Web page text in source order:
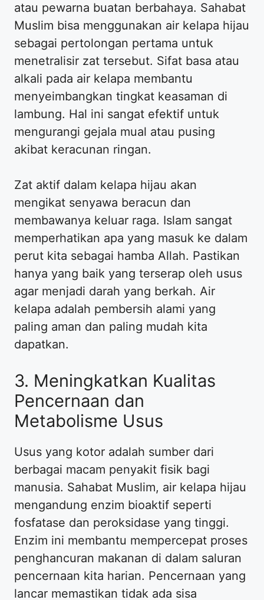
atau pewarna buatan berbahaya. Sahabat
Muslim bisa menggunakan air kelapa hijau
sebagai pertolongan pertama untuk
menetralisir zat tersebut. Sifat basa atau
alkali pada air kelapa membantu
menyeimbangkan tingkat keasaman di
lambung. Hal ini sangat efektif untuk
mengurangi gejala mual atau pusing
akibat keracunan ringan.
Zat aktif dalam kelapa hijau akan
mengikat senyawa beracun dan
membawanya keluar raga. Islam sangat
memperhatikan apa yang masuk ke dalam
perut kita sebagai hamba Allah. Pastikan
hanya yang baik yang terserap oleh usus
agar menjadi darah yang berkah. Air
kelapa adalah pembersih alami yang
paling aman dan paling mudah kita
dapatkan.
3. Meningkatkan Kualitas
Pencernaan dan
Metabolisme Usus
Usus yang kotor adalah sumber dari
berbagai macam penyakit fisik bagi
manusia. Sahabat Muslim, air kelapa hijau
mengandung enzim bioaktif seperti
fosfatase dan peroksidase yang tinggi.
Enzim ini membantu mempercepat proses
penghancuran makanan di dalam saluran
pencernaan kita harian. Pencernaan yang
lancar memastikan tidak ada sisa